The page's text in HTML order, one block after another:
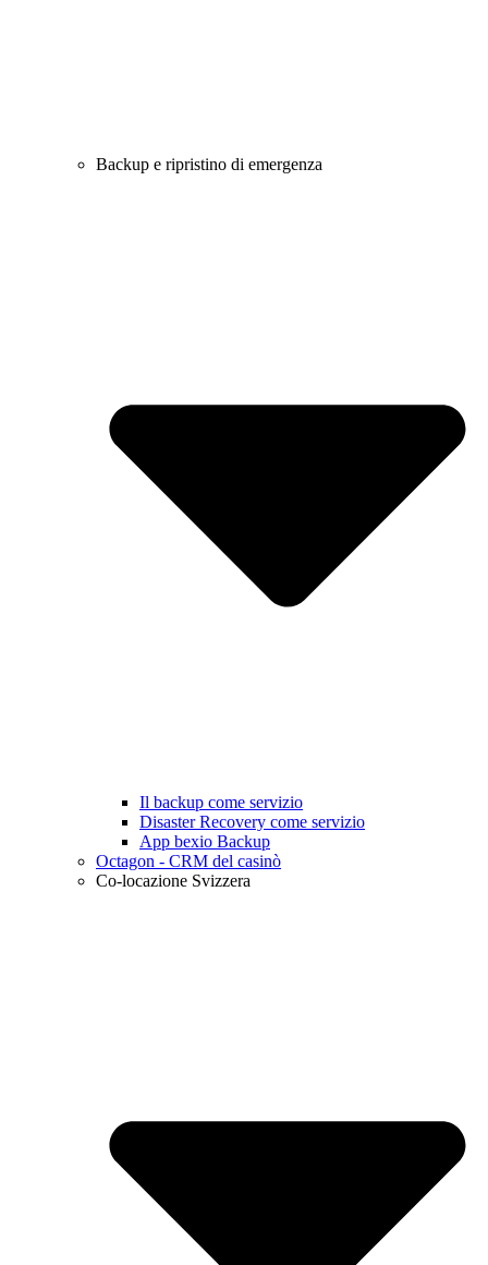
Backup e ripristino di emergenza
Il backup come servizio
Disaster Recovery come servizio
App bexio Backup
Octagon - CRM del casinò
Co-locazione Svizzera